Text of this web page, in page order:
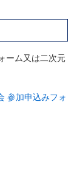
ーム又は二次元
参加申込みフォ